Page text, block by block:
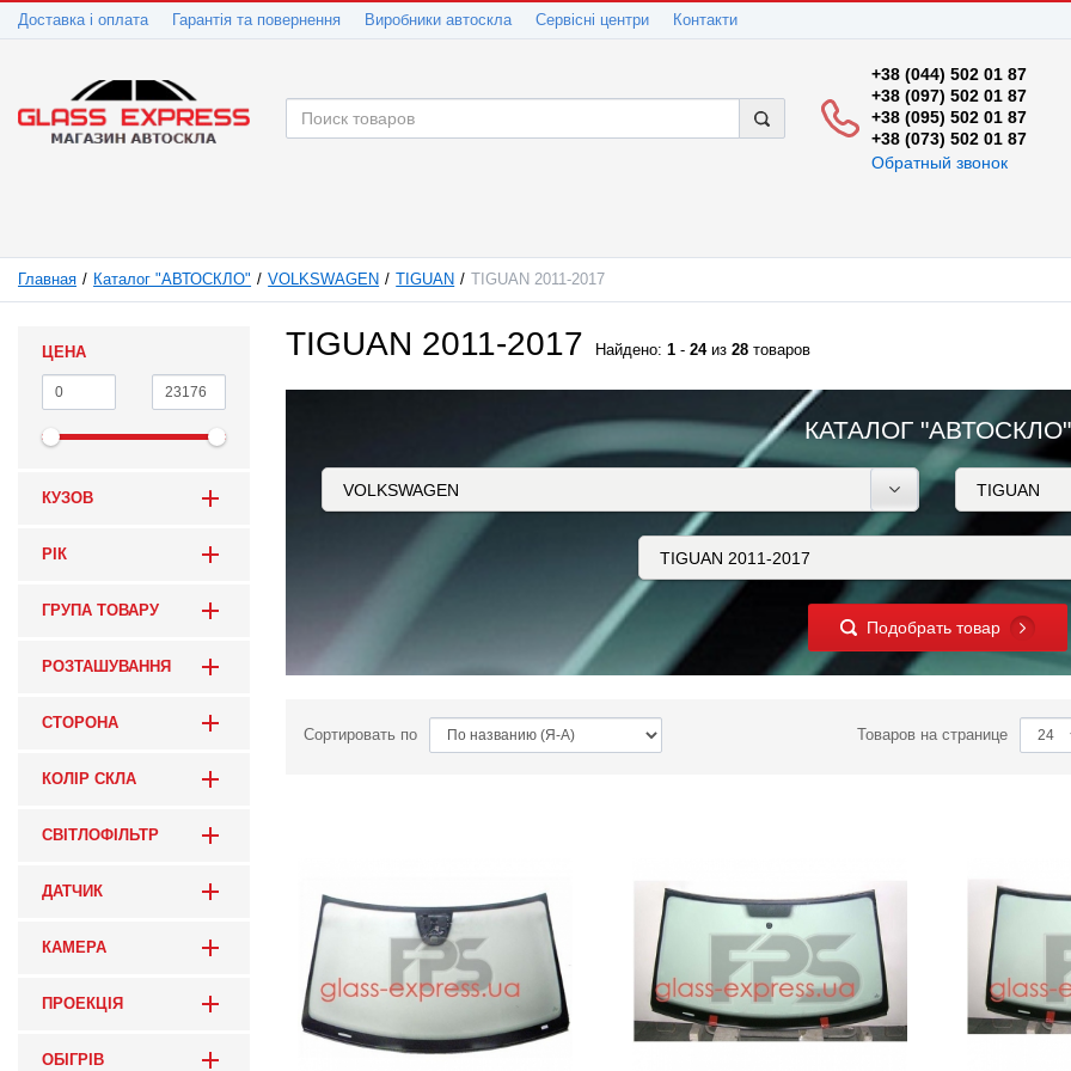
Доставка і оплата Гарантія та повернення Виробники автоскла Сервісні центри Контакти
+38 (044) 502 01 87
+38 (097) 502 01 87
+38 (095) 502 01 87
+38 (073) 502 01 87
Обратный звонок
Главная Каталог "АВТОСКЛО" VOLKSWAGEN TIGUAN TIGUAN 2011-2017
ЦЕНА
КУЗОВ
РІК
ГРУПА ТОВАРУ
РОЗТАШУВАННЯ
СТОРОНА
КОЛІР СКЛА
СВІТЛОФІЛЬТР
ДАТЧИК
КАМЕРА
ПРОЕКЦІЯ
ОБІГРІВ
TIGUAN 2011-2017 Найдено: 1 - 24из 28 товаров
КАТАЛОГ "АВТОСКЛО"
Подобрать товар
Сортировать по Товаров на странице